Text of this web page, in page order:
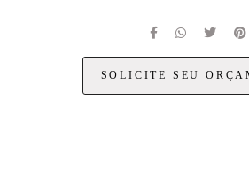
SOLICITE SEU